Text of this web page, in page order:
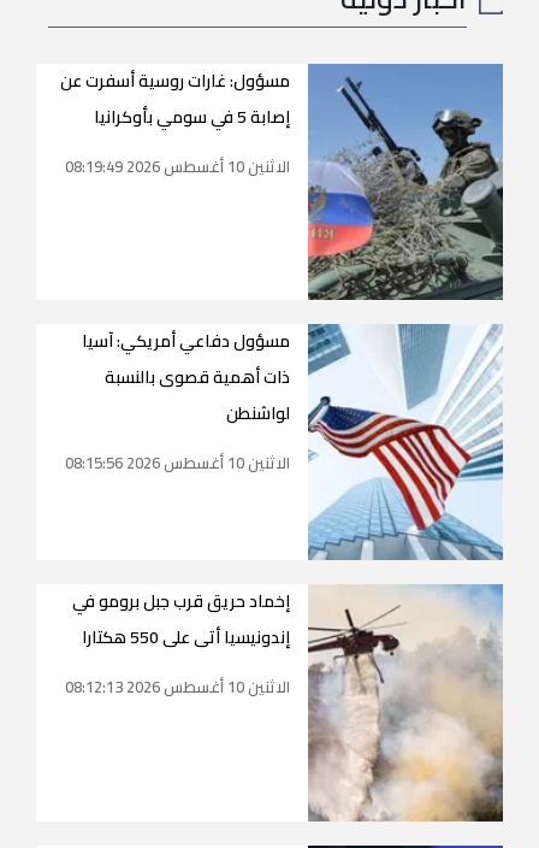
مسؤول: غارات روسية أسفرت عن
إصابة 5 في سومي بأوكرانيا
الاثنين 10 أغسطس 2026 08:19:49
مسؤول دفاعي أمريكي: آسيا
ذات أهمية قصوى بالنسبة
لواشنطن
الاثنين 10 أغسطس 2026 08:15:56
إخماد حريق قرب جبل برومو في
إندونيسيا أتى على 550 هكتارا
الاثنين 10 أغسطس 2026 08:12:13